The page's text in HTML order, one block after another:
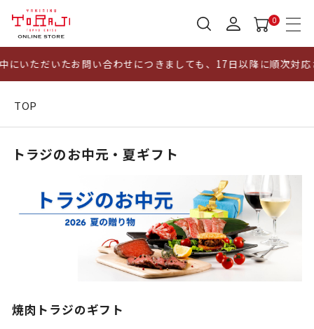
0
お問い合わせにつきましても、17日以降に順次対応させていた
TOP
トラジのお中元・夏ギフト
焼肉トラジのギフト